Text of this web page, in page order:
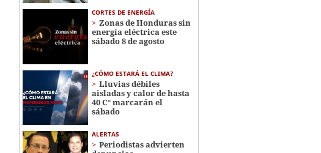
CORTES DE ENERGÍA
Zonas de Honduras sin
energía eléctrica este
sábado 8 de agosto
¿CÓMO ESTARÁ EL CLIMA?
Lluvias débiles
aisladas y calor de hasta
40 C° marcarán el
sábado
ALERTAS
Periodistas advierten